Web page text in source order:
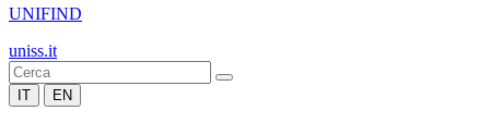
UNIFIND
uniss.it
IT EN